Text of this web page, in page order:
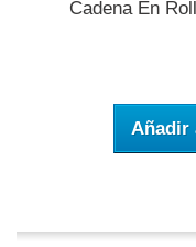
Cadena En
Añadir